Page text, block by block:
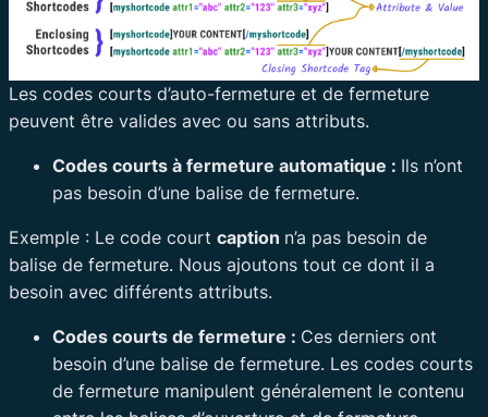
Les codes courts d’auto-fermeture et de fermeture
peuvent être valides avec ou sans attributs.
Codes courts à fermeture automatique : Ils n’ont
pas besoin d’une balise de fermeture.
Exemple : Le code court caption n’a pas besoin de
balise de fermeture. Nous ajoutons tout ce dont il a
besoin avec différents attributs.
Codes courts de fermeture : Ces derniers ont
besoin d’une balise de fermeture. Les codes courts
de fermeture manipulent généralement le contenu